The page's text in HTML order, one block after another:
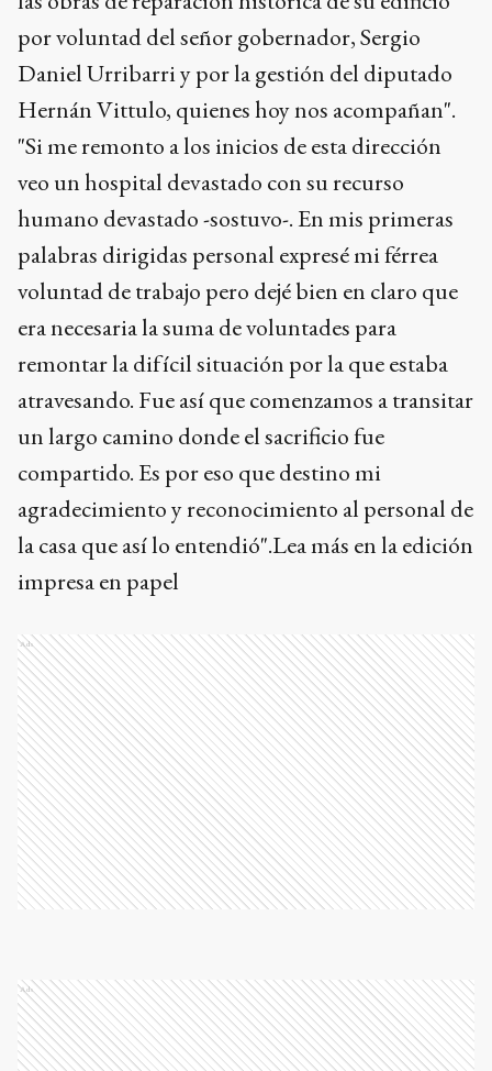
por voluntad del señor gobernador, Sergio
Daniel Urribarri y por la gestión del diputado
Hernán Vittulo, quienes hoy nos acompañan".
"Si me remonto a los inicios de esta dirección
veo un hospital devastado con su recurso
humano devastado -sostuvo-. En mis primeras
palabras dirigidas personal expresé mi férrea
voluntad de trabajo pero dejé bien en claro que
era necesaria la suma de voluntades para
remontar la difícil situación por la que estaba
atravesando. Fue así que comenzamos a transitar
un largo camino donde el sacrificio fue
compartido. Es por eso que destino mi
agradecimiento y reconocimiento al personal de
la casa que así lo entendió".Lea más en la edición
impresa en papel
Ads
Ads